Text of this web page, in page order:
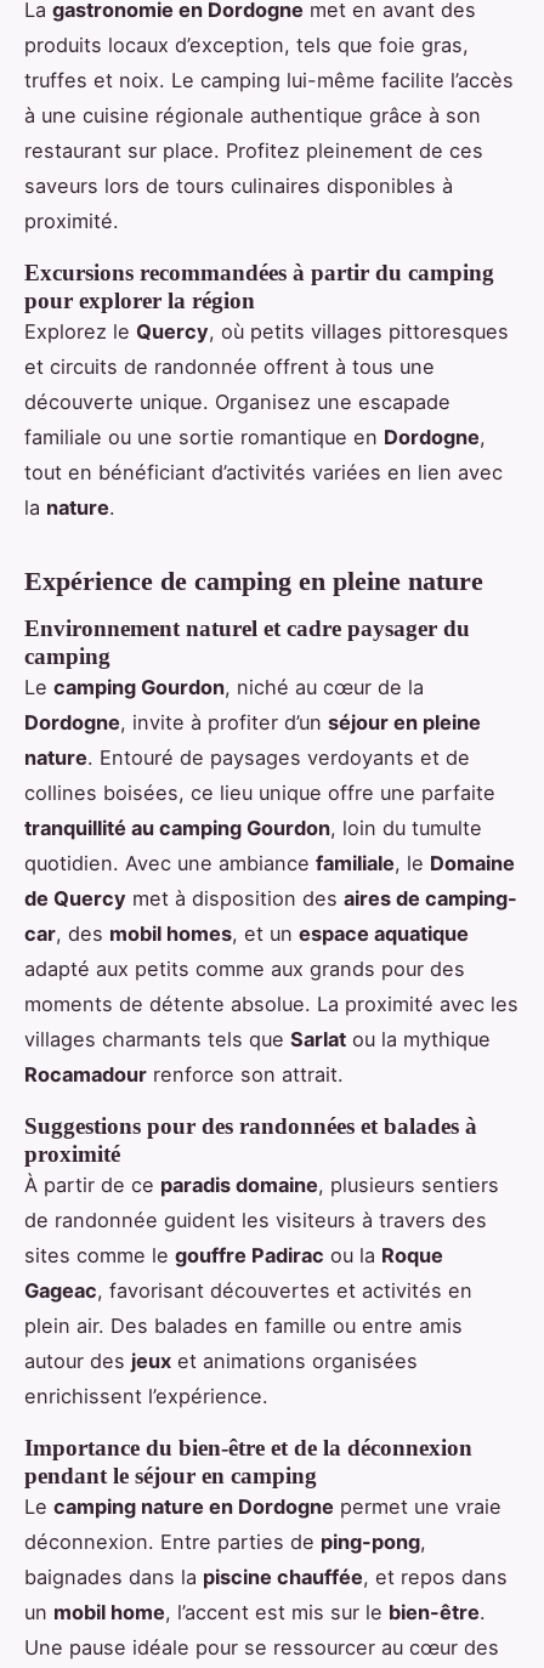
La gastronomie en Dordogne met en avant des
produits locaux d’exception, tels que foie gras,
truffes et noix. Le camping lui-même facilite l’accès
à une cuisine régionale authentique grâce à son
restaurant sur place. Profitez pleinement de ces
saveurs lors de tours culinaires disponibles à
proximité.
Excursions recommandées à partir du camping
pour explorer la région
Explorez le Quercy, où petits villages pittoresques
et circuits de randonnée offrent à tous une
découverte unique. Organisez une escapade
familiale ou une sortie romantique en Dordogne,
tout en bénéficiant d’activités variées en lien avec
la nature.
Expérience de camping en pleine nature
Environnement naturel et cadre paysager du
camping
Le camping Gourdon, niché au cœur de la
Dordogne, invite à profiter d’un séjour en pleine
nature. Entouré de paysages verdoyants et de
collines boisées, ce lieu unique offre une parfaite
tranquillité au camping Gourdon, loin du tumulte
quotidien. Avec une ambiance familiale, le Domaine
de Quercy met à disposition des aires de camping-
car, des mobil homes, et un espace aquatique
adapté aux petits comme aux grands pour des
moments de détente absolue. La proximité avec les
villages charmants tels que Sarlat ou la mythique
Rocamadour renforce son attrait.
Suggestions pour des randonnées et balades à
proximité
À partir de ce paradis domaine, plusieurs sentiers
de randonnée guident les visiteurs à travers des
sites comme le gouffre Padirac ou la Roque
Gageac, favorisant découvertes et activités en
plein air. Des balades en famille ou entre amis
autour des jeux et animations organisées
enrichissent l’expérience.
Importance du bien-être et de la déconnexion
pendant le séjour en camping
Le camping nature en Dordogne permet une vraie
déconnexion. Entre parties de ping-pong,
baignades dans la piscine chauffée, et repos dans
un mobil home, l’accent est mis sur le bien-être.
Une pause idéale pour se ressourcer au cœur des